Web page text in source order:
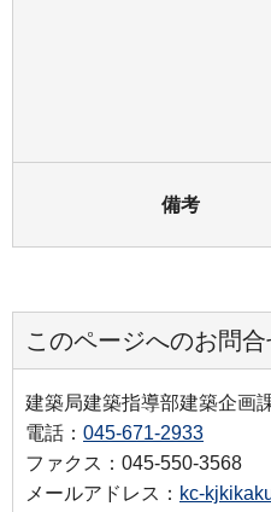
備考
このページへのお問合
建築局建築指導部建築企画
電話： 045-671-2933
ファクス：045-550-3568
メールアドレス： kc-